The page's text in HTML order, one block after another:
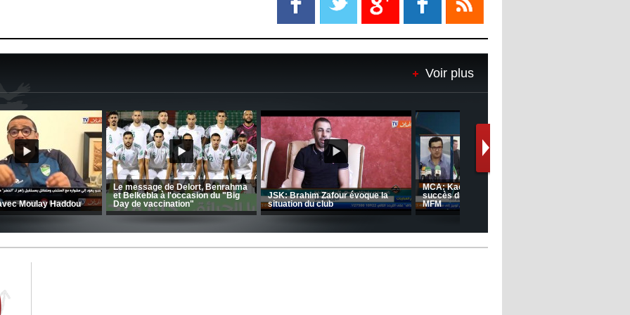
Le Barça savoure sa première
de matchs"
12:39 - 2022/11/06
Real : Les dirigeants veulent le
départ d'Hazard cet hiver
Voir plus
Le message de Delort, Benrahma
et Belkebla à l'occasion du "Big
Day de vaccination"
Entretien avec Moulay Haddou
CRB: Entretien avec Toufik
Korichi